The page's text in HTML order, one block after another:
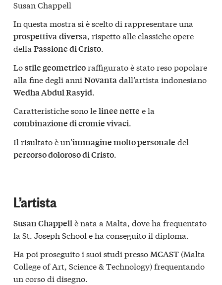
Susan Chappell
In questa mostra si è scelto di rappresentare una
prospettivadiversa, rispetto alle classiche opere
della Passione di Cristo.
Lostile geometricoraffigurato è stato reso popolare
alla fine degli anni Novantadall’artista indonesiano
Wedha Abdul Rasyid.
Caratteristiche sono lelinee nette e la
combinazione di cromie vivaci.
Il risultato è un’immagine molto personale del
percorso doloroso di Cristo.
L’artista
Susan Chappellè nata a Malta, dove ha frequentato
la St. Joseph School e ha conseguito il diploma.
Ha poi proseguito i suoi studi pressoMCAST (Malta
College of Art, Science & Technology) frequentando
un corso di disegno.